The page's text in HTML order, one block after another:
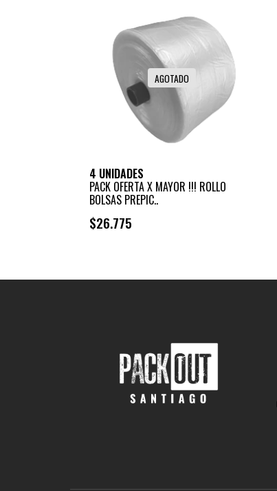
AGOTADO
4 UNIDADES
PACK OFERTA X MAYOR !!! ROLLO
BOLSAS PREPIC..
$26.775